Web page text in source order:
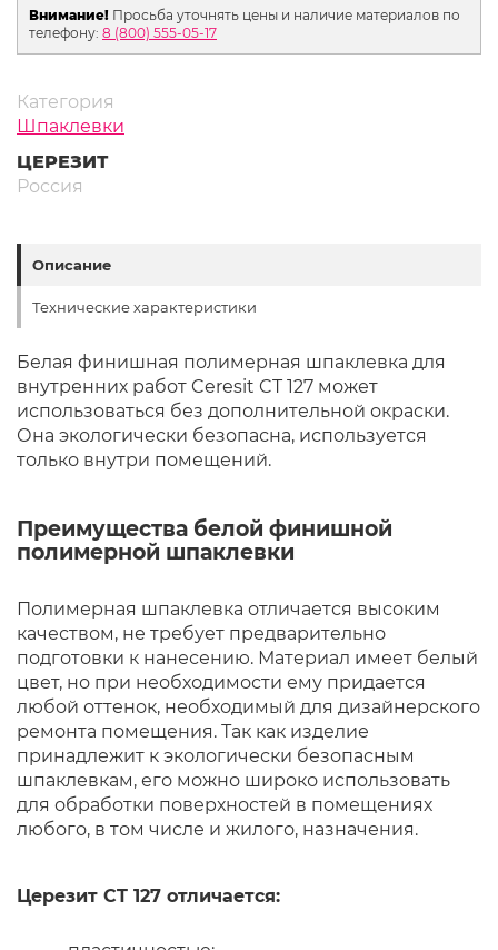
Внимание! Просьба уточнять цены и наличие материалов по
телефону: 8 (800) 555-05-17
Категория
Шпаклевки
ЦЕРЕЗИТ
Россия
Описание
Технические характеристики
Белая финишная полимерная шпаклевка для
внутренних работ Ceresit CT 127 может
использоваться без дополнительной окраски.
Она экологически безопасна, используется
только внутри помещений.
Преимущества белой финишной
полимерной шпаклевки
Полимерная шпаклевка отличается высоким
качеством, не требует предварительно
подготовки к нанесению. Материал имеет белый
цвет, но при необходимости ему придается
любой оттенок, необходимый для дизайнерского
ремонта помещения. Так как изделие
принадлежит к экологически безопасным
шпаклевкам, его можно широко использовать
для обработки поверхностей в помещениях
любого, в том числе и жилого, назначения.
Церезит CT 127 отличается: